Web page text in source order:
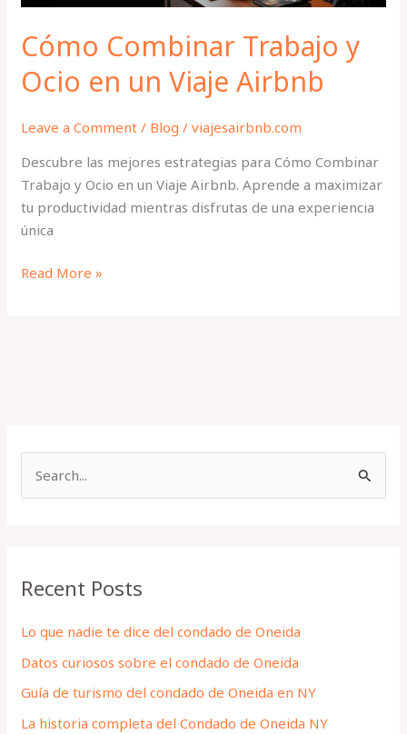
Cómo Combinar Trabajo y
Ocio en un Viaje Airbnb
Leave a Comment / Blog /viajesairbnb.com
Descubre las mejores estrategias para Cómo Combinar
Trabajo y Ocio en un Viaje Airbnb. Aprende a maximizar
tu productividad mientras disfrutas de una experiencia
única
Read More »
c
f
o
r
:
Recent Posts
Lo que nadie te dice del condado de Oneida
Datos curiosos sobre el condado de Oneida
Guía de turismo del condado de Oneida en NY
La historia completa del Condado de Oneida NY